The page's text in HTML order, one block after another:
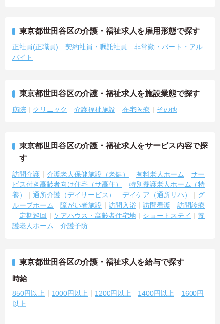
東京都世田谷区の介護・福祉求人を雇用形態で探す
正社員(正職員) 契約社員・嘱託社員
非常勤・パート・アル
バイト
東京都世田谷区の介護・福祉求人を施設業態で探す
病院 クリニック 介護福祉施設 在宅医療 その他
東京都世田谷区の介護・福祉求人をサービス内容で探
す
訪問介護 介護老人保健施設（老健） 有料老人ホーム
サー
ビス付き高齢者向け住宅（サ高住）
特別養護老人ホーム（特
養）
通所介護（デイサービス） デイケア（通所リハ）
グ
ループホーム
障がい者施設 訪問入浴 訪問看護
訪問診療
定期巡回
ケアハウス・高齢者住宅地 ショートステイ
養
護老人ホーム
介護予防
東京都世田谷区の介護・福祉求人を給与で探す
時給
850円以上 1000円以上 1200円以上 1400円以上
1600円
以上